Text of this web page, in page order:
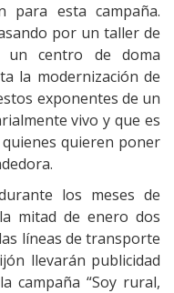
para esta campaña.
por un taller de
un centro de doma
la modernización de
exponentes de un
vivo y que es
quieren poner
los meses de
mitad de enero dos
líneas de transporte
llevarán publicidad
campaña “Soy rural,